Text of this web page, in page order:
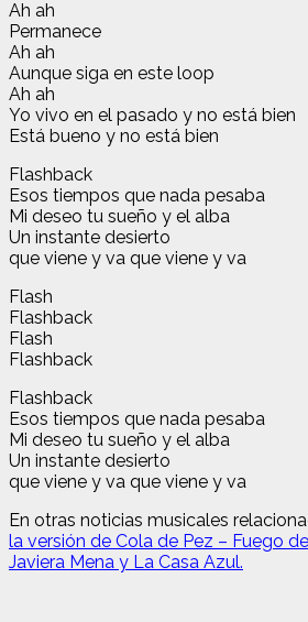
Ah ah
Permanece
Ah ah
Aunque siga en este loop
Ah ah
Yo vivo en el pasado y no está bien
Está bueno y no está bien
Flashback
Esos tiempos que nada pesaba
Mi deseo tu sueño y el alba
Un instante desierto
que viene y va que viene y va
Flash
Flashback
Flash
Flashback
Flashback
Esos tiempos que nada pesaba
Mi deseo tu sueño y el alba
Un instante desierto
que viene y va que viene y va
En otras noticias musicales
la versión de Cola de Pez – Fuego
Javiera Mena y La Casa Azul.